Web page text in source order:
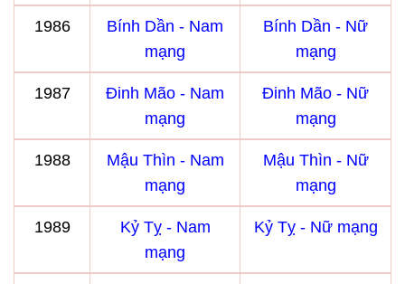
1986
Bính Dần - Nam
mạng
Bính Dần - Nữ
mạng
1987
Đinh Mão - Nam
mạng
Đinh Mão - Nữ
mạng
1988
Mậu Thìn - Nam
mạng
Mậu Thìn - Nữ
mạng
1989
Kỷ Tỵ - Nam
mạng
Kỷ Tỵ - Nữ mạng